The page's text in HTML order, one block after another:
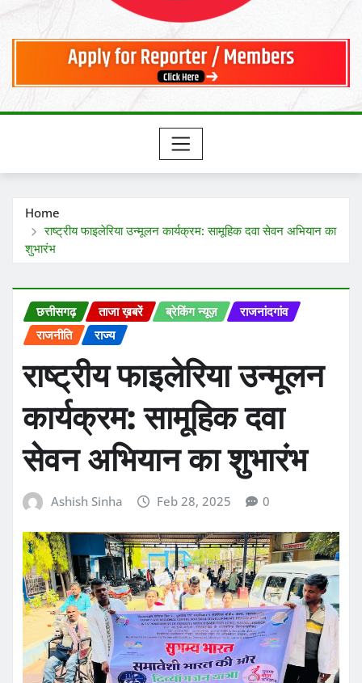
Home
राष्ट्रीय फाइलेरिया उन्मूलन कार्यक्रम: सामूहिक दवा सेवन अभियान का
शुभारंभ
छत्तीसगढ़ ताजा ख़बरें ब्रेकिंग न्यूज़
राजनांदगांव
राजनीति
राज्य
राष्ट्रीय फाइलेरिया उन्मूलन
कार्यक्रम: सामूहिक दवा
सेवन अभियान का शुभारंभ
Ashish Sinha Feb 28, 2025 0